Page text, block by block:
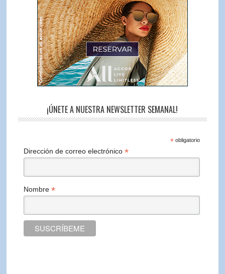
¡ÚNETE A NUESTRA NEWSLETTER SEMANAL!
*obligatorio
Dirección de correo electrónico*
Nombre*